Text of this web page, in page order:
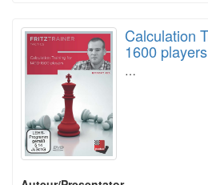
Calculation
1600 players
…